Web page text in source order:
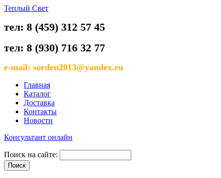
Теплый Свет
тел: 8 (459) 312 57 45
тел: 8 (930) 716 32 77
e-mail: sorden2013@yandex.ru
Главная
Каталог
Доставка
Контакты
Новости
Консультант онлайн
Поиск на сайте: